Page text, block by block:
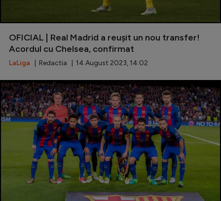
Champions League
Conference League
CM 2026
Premier League
LaLiga
Serie A
Bundesliga
Ligue 1
Campionate
Starurile fotbalului
OFICIAL | Real Madrid a reușit un nou transfer!
Acordul cu Chelsea, confirmat
LaLiga | Redactia | 14 August 2023, 14:02